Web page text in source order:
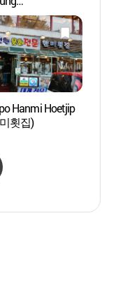
지엄 강릉)
Hanmi Hoetjip
횟집)